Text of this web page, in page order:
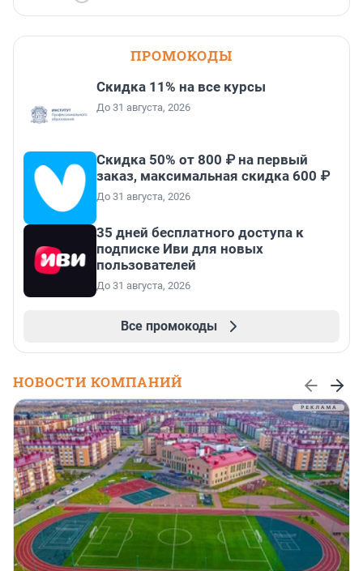
ПРОМОКОДЫ
Скидка 11% на все курсы
До 31 августа, 2026
Скидка 50% от 800 ₽ на первый
заказ, максимальная скидка 600 ₽
До 31 августа, 2026
35 дней бесплатного доступа к
подписке Иви для новых
пользователей
До 31 августа, 2026
Все промокоды
НОВОСТИ КОМПАНИЙ